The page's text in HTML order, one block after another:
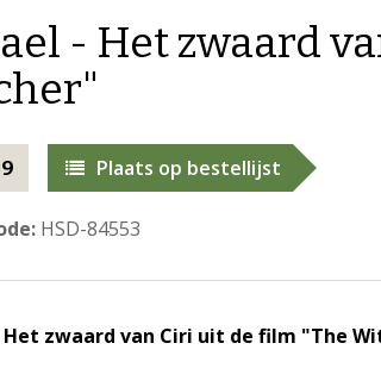
- Het zwaard
Plaats op bestellijst
HSD-84553
Het zwaard van Ciri uit de film "The